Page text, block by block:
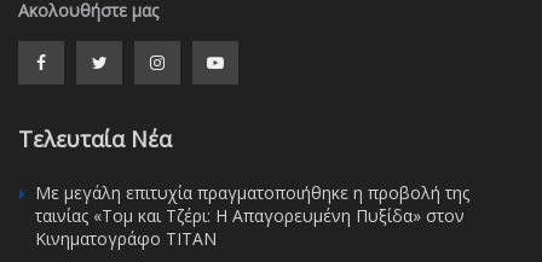
Ακολουθήστε μας
Τελευταία Νέα
Με μεγάλη επιτυχία πραγματοποιήθηκε η προβολή της
ταινίας «Τομ και Τζέρι: Η Απαγορευμένη Πυξίδα» στον
Κινηματογράφο ΤΙΤΑΝ